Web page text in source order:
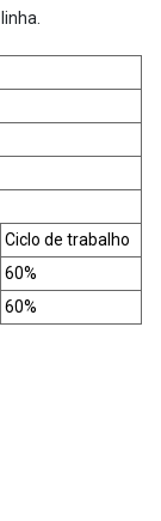
Ciclo de trabalho
60%
60%